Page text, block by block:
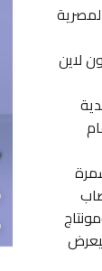
عن اختيار المخرجة المصرية
لاين